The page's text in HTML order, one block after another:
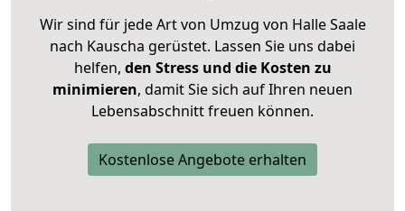
Wir sind für jede Art von Umzug von Halle Saale
nach Kauscha gerüstet. Lassen Sie uns dabei
helfen, den Stress und die Kosten zu
minimieren, damit Sie sich auf Ihren neuen
Lebensabschnitt freuen können.
Kostenlose Angebote erhalten